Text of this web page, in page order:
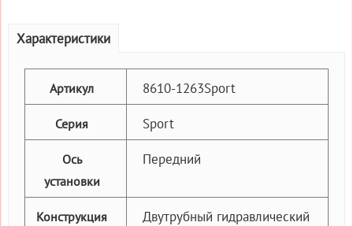
Характеристики
Артикул 8610-1263Sport
Серия Sport
Ось
установки
Передний
Конструкция
Двутрубный гидравлический